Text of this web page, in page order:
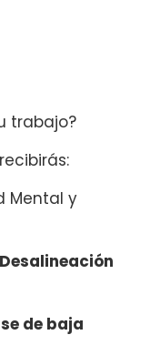
trabajo?
Mental y
Desalineación
de baja